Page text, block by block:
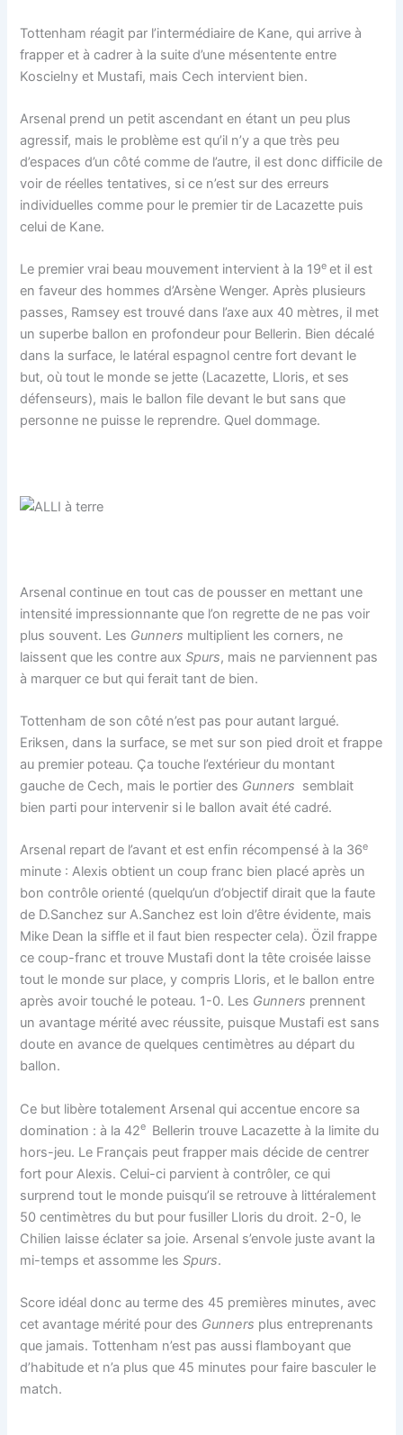
Tottenham réagit par l’intermédiaire de Kane, qui arrive à
frapper et à cadrer à la suite d’une mésentente entre
Koscielny et Mustafi, mais Cech intervient bien.
Arsenal prend un petit ascendant en étant un peu plus
agressif, mais le problème est qu’il n’y a que très peu
d’espaces d’un côté comme de l’autre, il est donc difficile de
voir de réelles tentatives, si ce n’est sur des erreurs
individuelles comme pour le premier tir de Lacazette puis
celui de Kane.
Le premier vrai beau mouvement intervient à la 19e et il est
en faveur des hommes d’Arsène Wenger. Après plusieurs
passes, Ramsey est trouvé dans l’axe aux 40 mètres, il met
un superbe ballon en profondeur pour Bellerin. Bien décalé
dans la surface, le latéral espagnol centre fort devant le
but, où tout le monde se jette (Lacazette, Lloris, et ses
défenseurs), mais le ballon file devant le but sans que
personne ne puisse le reprendre. Quel dommage.
Arsenal continue en tout cas de pousser en mettant une
intensité impressionnante que l’on regrette de ne pas voir
plus souvent. Les Gunners multiplient les corners, ne
laissent que les contre auxSpurs, mais ne parviennent pas
à marquer ce but qui ferait tant de bien.
Tottenham de son côté n’est pas pour autant largué.
Eriksen, dans la surface, se met sur son pied droit et frappe
au premier poteau. Ça touche l’extérieur du montant
gauche de Cech, mais le portier des Gunners semblait
bien parti pour intervenir si le ballon avait été cadré.
Arsenal repart de l’avant et est enfin récompensé à la 36e
minute : Alexis obtient un coup franc bien placé après un
bon contrôle orienté (quelqu’un d’objectif dirait que la faute
de D.Sanchez sur A.Sanchez est loin d’être évidente, mais
Mike Dean la siffle et il faut bien respecter cela). Özil frappe
ce coup-franc et trouve Mustafi dont la tête croisée laisse
tout le monde sur place, y compris Lloris, et le ballon entre
après avoir touché le poteau. 1-0. Les Gunners prennent
un avantage mérité avec réussite, puisque Mustafi est sans
doute en avance de quelques centimètres au départ du
ballon.
Ce but libère totalement Arsenal qui accentue encore sa
domination : à la 42e Bellerin trouve Lacazette à la limite du
hors-jeu. Le Français peut frapper mais décide de centrer
fort pour Alexis. Celui-ci parvient à contrôler, ce qui
surprend tout le monde puisqu’il se retrouve à littéralement
50 centimètres du but pour fusiller Lloris du droit. 2-0, le
Chilien laisse éclater sa joie. Arsenal s’envole juste avant la
mi-temps et assomme lesSpurs.
Score idéal donc au terme des 45 premières minutes, avec
cet avantage mérité pour des Gunners plus entreprenants
que jamais. Tottenham n’est pas aussi flamboyant que
d’habitude et n’a plus que 45 minutes pour faire basculer le
match.